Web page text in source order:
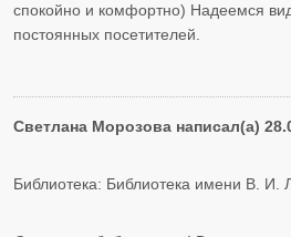
спокойно и комфортно) Надеемся
постоянных посетителей.
Светлана Морозова написал(а)
Библиотека: Библиотека имени В. И.